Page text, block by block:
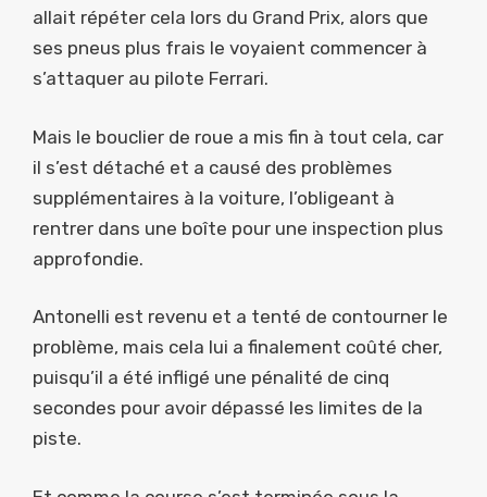
allait répéter cela lors du Grand Prix, alors que
ses pneus plus frais le voyaient commencer à
s’attaquer au pilote Ferrari.
Mais le bouclier de roue a mis fin à tout cela, car
il s’est détaché et a causé des problèmes
supplémentaires à la voiture, l’obligeant à
rentrer dans une boîte pour une inspection plus
approfondie.
Antonelli est revenu et a tenté de contourner le
problème, mais cela lui a finalement coûté cher,
puisqu’il a été infligé une pénalité de cinq
secondes pour avoir dépassé les limites de la
piste.